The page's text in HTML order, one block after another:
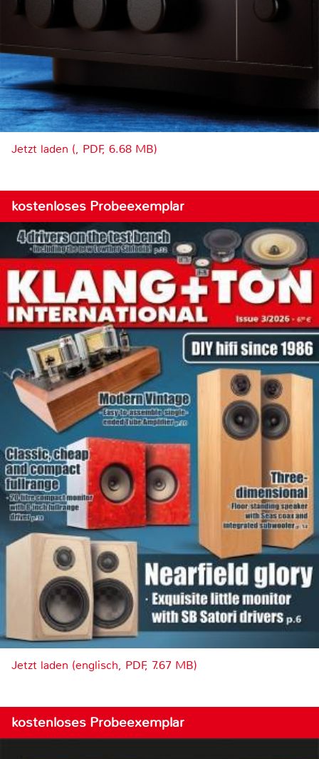
Jetzt laden (, PDF, 6.68 MB)
kostenloses Probeexemplar
Jetzt laden (englisch, PDF, 7.67 MB)
kostenloses Probeexemplar